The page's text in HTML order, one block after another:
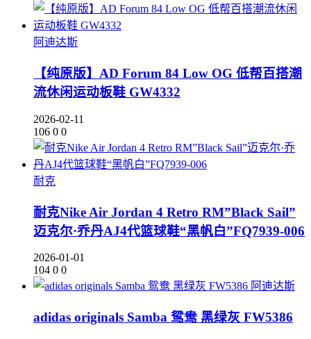
阿迪达斯
【纯原版】AD Forum 84 Low OG 低帮百搭潮
流休闲运动板鞋 GW4332
2026-02-11
106 0 0
耐克
耐克Nike Air Jordan 4 Retro RM”Black Sail”
迈克尔·乔丹AJ4代篮球鞋“黑帆白”FQ7939-006
2026-01-01
104 0 0
阿迪达斯
adidas originals Samba 鸳鸯 黑绿灰 FW5386